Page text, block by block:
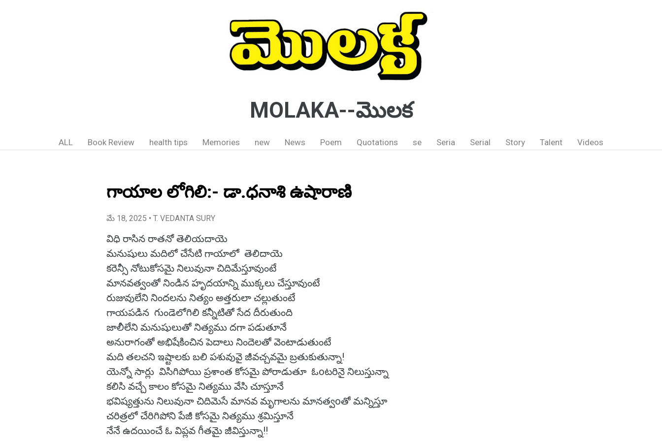
MOLAKA--మొలక
ALL Book Review health tips Memories new News Poem Quotations se Seria Serial Story Talent Videos
గాయాల లోగిలి:- డా.ధనాశి ఉషారాణి
మే 18, 2025 • T. VEDANTA SURY
విధి రాసిన రాతనో తెలియదాయె
మనుషులు మదిలో చేసేటి గాయాలో తెలిదాయె
కరెన్సీ నోటుకోసమై నిలువునా చిదిమేస్తూవుంటే
మానవత్వంతో నిండిన హృదయాన్ని ముక్కలు చేస్తూవుంటే
రుజువులేని నిందలను నిత్యం అత్తరులా చల్లుతుంటే
గాయపడిన గుండెలోగిలి కన్నీటితో సేద దీరుతుంది
జాలీలేని మనుషులుతో నిత్యము దగా పడుతూనే
అనురాగంతో అభిషేకించిన పెదాలు నిందెలతో వెంటాడుతుంటే
మది తలచని ఇష్టాలకు బలి పశువువై జీవచ్చవమై బ్రతుకుతున్నా!
యెన్నో సార్లు విసిగిపోయి ప్రశాంత కోసమై పోరాడుతూ ఓoటరినై నిలుస్తున్నా
కలిసి వచ్చే కాలం కోసమై నిత్యము వేసి చూస్తూనే
భవిష్యత్తును నిలువునా చిదిమెసే మానవ మృగాలను మానత్వoతో మన్నిస్తూ
చరిత్రలో చేరిగిపోని పేజీ కోసమై నిత్యము శ్రమిస్తూనే
నేనే ఉదయించే ఓ విప్లవ గీతమై జీవిస్తున్నా!!